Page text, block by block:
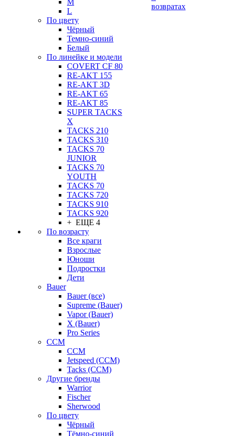
M
L
По цвету
Чёрный
Темно-синий
Белый
По линейке и модели
COVERT CF 80
RE-AKT 155
RE-AKT 3D
RE-AKT 65
RE-AKT 85
SUPER TACKS
X
TACKS 210
TACKS 310
TACKS 70
JUNIOR
TACKS 70
YOUTH
TACKS 70
TACKS 720
TACKS 910
TACKS 920
+ ЕЩЕ 4
По возрасту
Все краги
Взрослые
Юноши
Подростки
Дети
Bauer
Bauer (все)
Supreme (Bauer)
Vapor (Bauer)
X (Bauer)
Pro Series
CCM
CCM
Jetspeed (CCM)
Tacks (CCM)
Другие бренды
Warrior
Fischer
Sherwood
По цвету
Чёрный
Тёмно-синий
возвратах